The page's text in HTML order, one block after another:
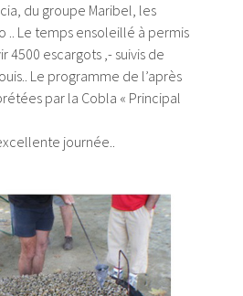
du groupe Maribel, les
.. Le temps ensoleillé à permis
escargots ,- suivis de
Le programme de l’après
par la Cobla « Principal
journée..